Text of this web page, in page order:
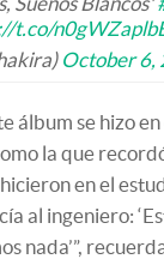
t.co/
October 6,
álbum se hizo
la que
en el
al ingeniero:
nada’”,